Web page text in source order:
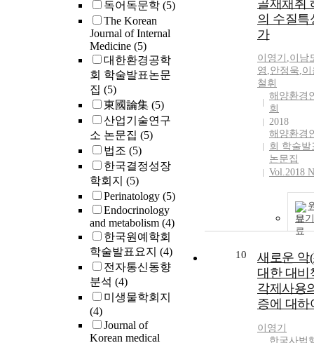
독어독문학 (5)
The Korean
Journal of Internal
Medicine (5)
대한환경공학
회 학술발표논문
집 (5)
東國論集 (5)
산업기술연구
소 논문집 (5)
법조 (5)
한국결정성장
학회지 (5)
Perinatology (5)
Endocrinology
and metabolism (4)
한국원예학회
학술발표요지 (4)
전자통신동향
분석 (4)
미생물학회지
(4)
Journal of
Korean medical
골재채취
의 수질특
가
이영기 ,이남
영 ,안정욱,
철휘
해양환경
회
2018
해양환경
회 학술발
논문집
Vol.2018
보기
10
새로운 악
대한 대비
각제사용
증에 대하
이영기
한국사법